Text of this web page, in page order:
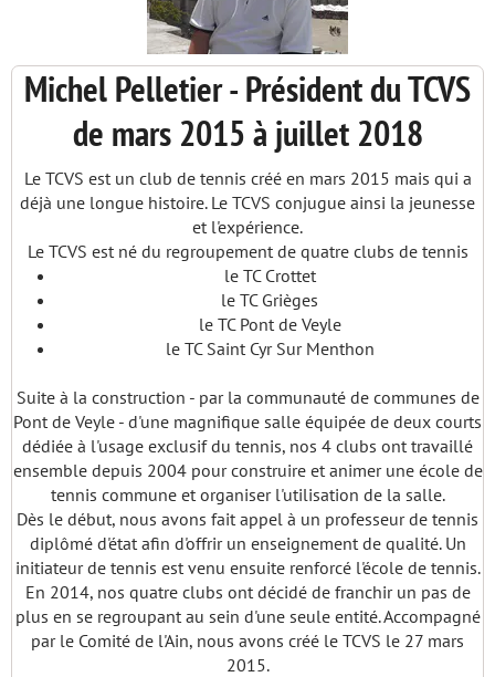
Michel Pelletier - Président du TCVS
de mars 2015 à juillet 2018
Le TCVS est un club de tennis créé en mars 2015 mais qui a
déjà une longue histoire. Le TCVS conjugue ainsi la jeunesse
et l'expérience.
Le TCVS est né du regroupement de quatre clubs de tennis
le TC Crottet
le TC Grièges
le TC Pont de Veyle
le TC Saint Cyr Sur Menthon
Suite à la construction - par la communauté de communes de
Pont de Veyle - d'une magnifique salle équipée de deux courts
dédiée à l'usage exclusif du tennis, nos 4 clubs ont travaillé
ensemble depuis 2004 pour construire et animer une école de
tennis commune et organiser l'utilisation de la salle.
Dès le début, nous avons fait appel à un professeur de tennis
diplômé d'état afin d'offrir un enseignement de qualité. Un
initiateur de tennis est venu ensuite renforcé l'école de tennis.
En 2014, nos quatre clubs ont décidé de franchir un pas de
plus en se regroupant au sein d'une seule entité. Accompagné
par le Comité de l'Ain, nous avons créé le TCVS le 27 mars
2015.